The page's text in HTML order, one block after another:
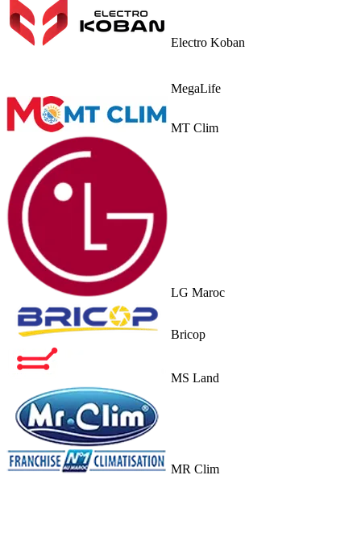
Electro Koban
MegaLife
MT Clim
LG Maroc
Bricop
MS Land
MR Clim